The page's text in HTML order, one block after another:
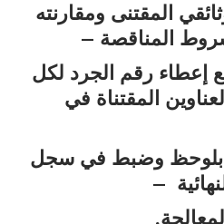
المقتنى ومقارنته
المناقصة –
إعطاء رقم الجرد لكل
المقتناة في
بلوحظ وضبط في سجل
–